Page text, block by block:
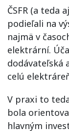
ČSFR (a teda
podieľali na
najmä v
elektrární.
dodávateľská
celú
V praxi to
bola
hlavným